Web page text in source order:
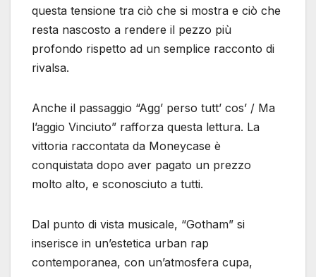
questa tensione tra ciò che si mostra e ciò che
resta nascosto a rendere il pezzo più
profondo rispetto ad un semplice racconto di
rivalsa.
Anche il passaggio “Agg’ perso tutt’ cos’ / Ma
l’aggio Vinciuto” rafforza questa lettura. La
vittoria raccontata da Moneycase è
conquistata dopo aver pagato un prezzo
molto alto, e sconosciuto a tutti.
Dal punto di vista musicale, “Gotham” si
inserisce in un’estetica urban rap
contemporanea, con un’atmosfera cupa,